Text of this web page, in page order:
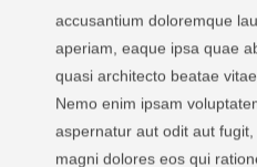
accusantium doloremque
aperiam, eaque ipsa quae
quasi architecto beatae
Nemo enim ipsam
aspernatur aut odit aut
magni dolores eos qui